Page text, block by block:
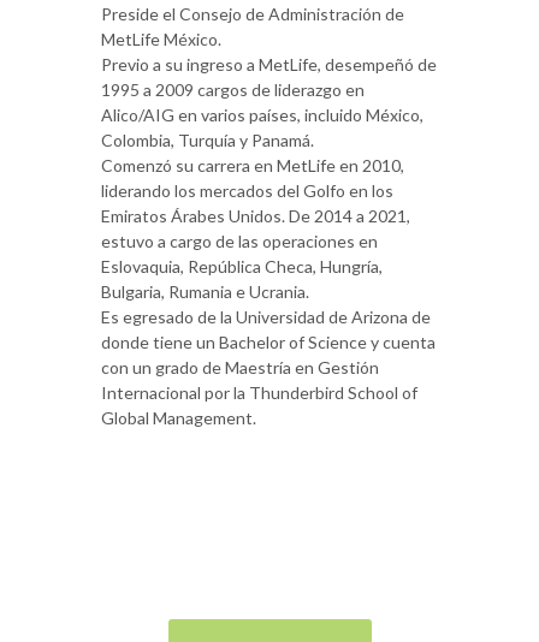
Preside el Consejo de Administración de
MetLife México.
Previo a su ingreso a MetLife, desempeñó de
1995 a 2009 cargos de liderazgo en
Alico/AIG en varios países, incluido México,
Colombia, Turquía y Panamá.
Comenzó su carrera en MetLife en 2010,
liderando los mercados del Golfo en los
Emiratos Árabes Unidos. De 2014 a 2021,
estuvo a cargo de las operaciones en
Eslovaquia, República Checa, Hungría,
Bulgaria, Rumania e Ucrania.
Es egresado de la Universidad de Arizona de
donde tiene un Bachelor of Science y cuenta
con un grado de Maestría en Gestión
Internacional por la Thunderbird School of
Global Management.